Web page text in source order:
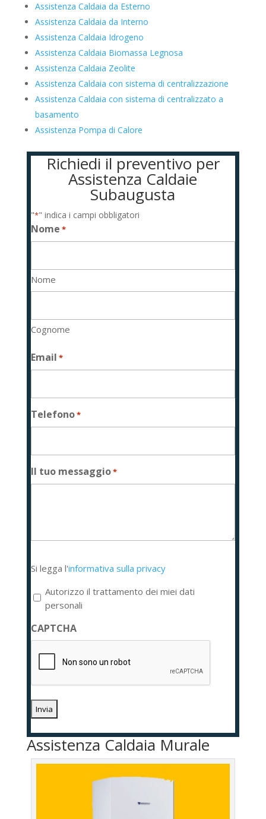
Assistenza Caldaia da Esterno
Assistenza Caldaia da Interno
Assistenza Caldaia Idrogeno
Assistenza Caldaia Biomassa Legnosa
Assistenza Caldaia Zeolite
Assistenza Caldaia con sistema di centralizzazione
Assistenza Caldaia con sistema di centralizzato a
basamento
Assistenza Pompa di Calore
Richiedi il preventivo per
Assistenza Caldaie
Subaugusta
"*" indica i campi obbligatori
Nome *
Nome
Cognome
Email *
Telefono*
Il tuo messaggio*
legga
l'informativa
sulla
privacy
*
Si legga l'informativa sulla privacy
Autorizzo il trattamento dei miei dati
personali
CAPTCHA
Assistenza Caldaia Murale